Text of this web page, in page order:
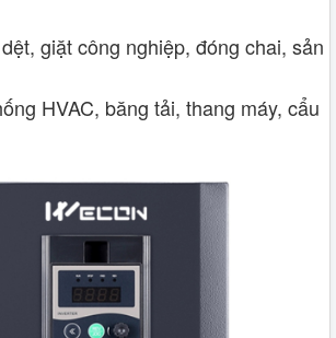
giặt công nghiệp, đóng chai, sản
HVAC, băng tải, thang máy, cẩu